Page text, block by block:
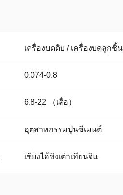
เครื่องบดดิบ / เครื่องบดลูกชิ้น
0.074-0.8
6.8-22 （เสื้อ）
อุตสาหกรรมปูนซีเมนต์
เซี่ยงไฮ้ชิงเต่าเทียนจิน